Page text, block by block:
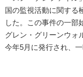
国の監視活動に関する
した。この事件の一部
グレン・グリーンウォ
今年5月に発行され、